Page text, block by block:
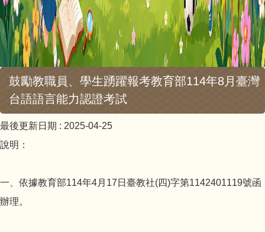
鼓勵教職員、學生踴躍報考教育部114年8月臺灣
台語語言能力認證考試
最後更新日期 : 2025-04-25
說明：
一、依據教育部114年4月17日臺教社(四)字第1142401119號函
辦理。